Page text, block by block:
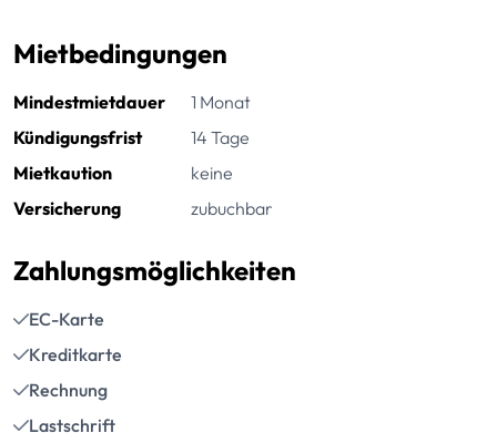
Mietbedingungen
Mindestmietdauer
1 Monat
Kündigungsfrist
14 Tage
Mietkaution
keine
Versicherung
zubuchbar
Zahlungsmöglichkeiten
EC-Karte
Kreditkarte
Rechnung
Lastschrift